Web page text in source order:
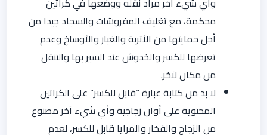
محكمة، مع تغليف المفروشات والسجاد جيدا من
أجل حمايتها من الأتربة والغبار والأوساخ وعدم
تعرضها للكسر والخدوش عند السير بها والتنقل
من مكان لآخر.
لا بد من كتابة عبارة “قابل للكسر” على الكراتين
المحتوية على أوان زجاجية وأي شيء آخر مصنوع
من الزجاج والفخار والمرايا قابل للكسر، لعدم